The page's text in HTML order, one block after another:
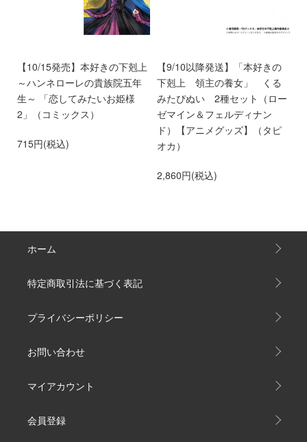
【10/15発売】本好きの下剋上
～ハンネローレの貴族院五年
生～ 「恋してみたいお姫様
2」（コミックス）
715円(税込)
【9/10以降発送】「本好きの
下剋上 領主の養女」 くる
みたぴぬい 2種セット（ロー
ゼマイン＆フェルディナン
ド）【アニメグッズ】（タピ
オカ）
2,860円(税込)
ホーム
特定商取引法に基づく表記
プライバシーポリシー
お問い合わせ
マイアカウント
会員登録